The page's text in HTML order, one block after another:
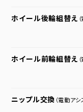
ホイール後輪組替え
ホイール前輪組替え
ニップル交換 （電動アシ